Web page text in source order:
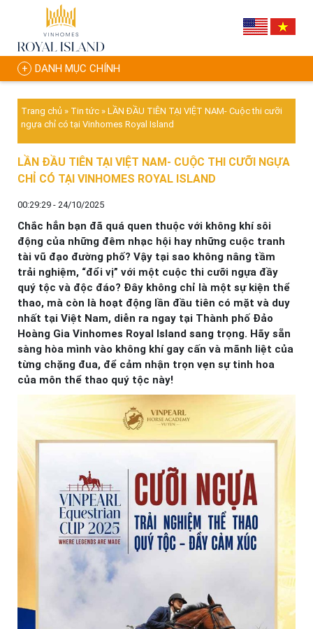
DANH MỤC CHÍNH
Trang chủ » Tin tức » LẦN ĐẦU TIÊN TẠI VIỆT NAM- Cuộc thi cưỡi
ngựa chỉ có tại Vinhomes Royal Island
LẦN ĐẦU TIÊN TẠI VIỆT NAM- CUỘC THI CƯỠI NGỰA
CHỈ CÓ TẠI VINHOMES ROYAL ISLAND
00:29:29 - 24/10/2025
Chắc hẳn bạn đã quá quen thuộc với không khí sôi
động của những đêm nhạc hội hay những cuộc tranh
tài vũ đạo đường phố? Vậy tại sao không nâng tầm
trải nghiệm, “đổi vị” với một cuộc thi cưỡi ngựa đầy
quý tộc và độc đáo? Đây không chỉ là một sự kiện thể
thao, mà còn là hoạt động lần đầu tiên có mặt và duy
nhất tại Việt Nam, diễn ra ngay tại Thành phố Đảo
Hoàng Gia Vinhomes Royal Island sang trọng. Hãy sẵn
sàng hòa mình vào không khí gay cấn và mãnh liệt của
từng chặng đua, để cảm nhận trọn vẹn sự tinh hoa
của môn thể thao quý tộc này!